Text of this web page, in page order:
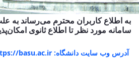
به اطلاع کاربران محترم می‌رساند
سامانه مورد نظر تا اطلاع ثانوی
آدرس وب سایت دانشگاه: https://basu.ac.ir